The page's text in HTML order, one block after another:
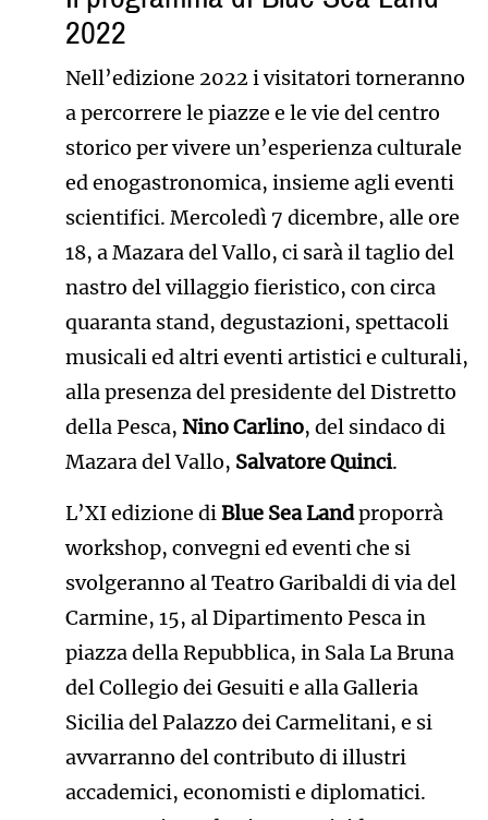
2022
Nell’edizione 2022 i visitatori torneranno
a percorrere le piazze e le vie del centro
storico per vivere un’esperienza culturale
ed enogastronomica, insieme agli eventi
scientifici. Mercoledì 7 dicembre, alle ore
18, a Mazara del Vallo, ci sarà il taglio del
nastro del villaggio fieristico, con circa
quaranta stand, degustazioni, spettacoli
musicali ed altri eventi artistici e culturali,
alla presenza del presidente del Distretto
della Pesca, Nino Carlino, del sindaco di
Mazara del Vallo, Salvatore Quinci.
L’XI edizione diBlue Sea Landproporrà
workshop, convegni ed eventi che si
svolgeranno al Teatro Garibaldi di via del
Carmine, 15, al Dipartimento Pesca in
piazza della Repubblica, in Sala La Bruna
del Collegio dei Gesuiti e alla Galleria
Sicilia del Palazzo dei Carmelitani, e si
avvarranno del contributo di illustri
accademici, economisti e diplomatici.